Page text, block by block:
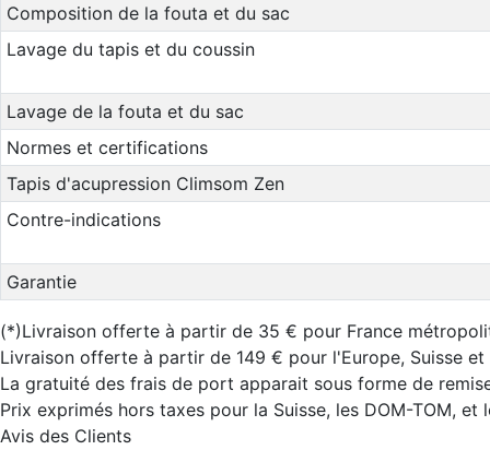
Composition de la fouta et du sac
Lavage du tapis et du coussin
Lavage de la fouta et du sac
Normes et certifications
Tapis d'acupression Climsom Zen
Contre-indications
Garantie
(*)Livraison offerte à partir de 35 € pour France
Livraison offerte à partir de 149 € pour l'Europe, Suisse et
La gratuité des frais de port apparait sous forme de
Prix exprimés hors taxes pour la Suisse, les DOM-TOM,
Avis des Clients